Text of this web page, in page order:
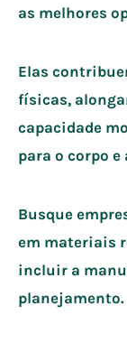
as melhores
Elas
físicas,
capacidade
para o corpo e
Busque
em materiais
incluir a
planejamento.